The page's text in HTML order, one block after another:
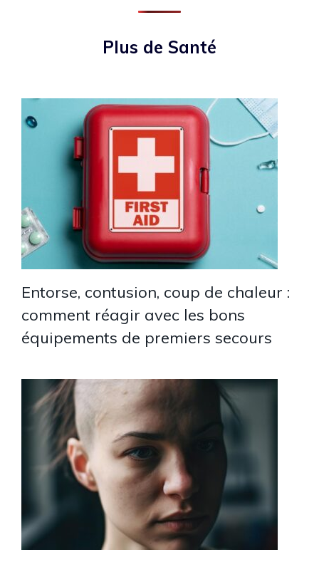
Plus de Santé
Entorse, contusion, coup de chaleur :
comment réagir avec les bons
équipements de premiers secours